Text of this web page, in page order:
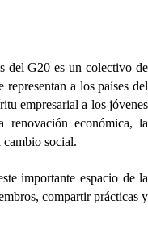
del G20 es un colectivo de
representan a los países del
empresarial a los jóvenes
renovación económica, la
social.
importante espacio de la
compartir prácticas y